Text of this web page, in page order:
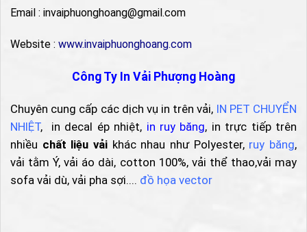
Email : invaiphuonghoang@gmail.com
Website : www.invaiphuonghoang.com
Công Ty In Vải Phượng Hoàng
Chuyên cung cấp các dịch vụ in trên vải, IN PET CHUYỂN
NHIỆT, in decal ép nhiệt, in ruy băng, in trực tiếp trên
nhiều chất liệu vải khác nhau như Polyester, ruy băng,
vải tằm Ý, vải áo dài, cotton 100%, vải thể thao,vải may
sofa vải dù, vải pha sợi.... đồ họa vector